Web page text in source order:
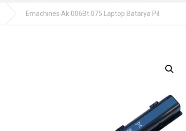
Emachines Ak.006Bt.075 Laptop Batarya Pil